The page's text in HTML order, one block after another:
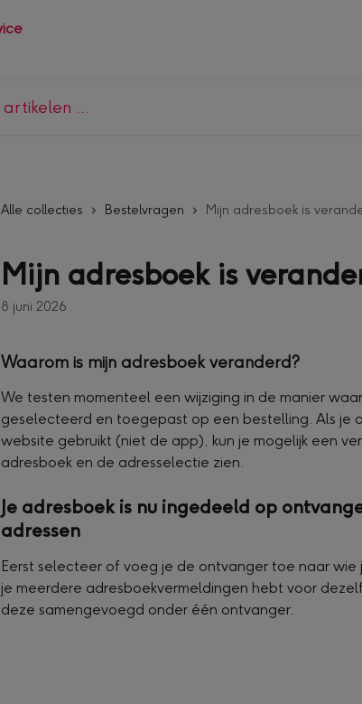
Alle collecties Bestelvragen Mijn adresboek is
Mijn adresboek is
8 juni 2026
Waarom is mijn adresboek veranderd?
We testen momenteel een wijziging in de manier
geselecteerd en toegepast op een bestelling. Als je
website gebruikt (niet de app), kun je mogelijk een
adresboek en de adresselectie zien.
Je adresboek is nu ingedeeld op
adressen
Eerst selecteer of voeg je de ontvanger toe naar wie
je meerdere adresboekvermeldingen hebt voor
deze samengevoegd onder één ontvanger.